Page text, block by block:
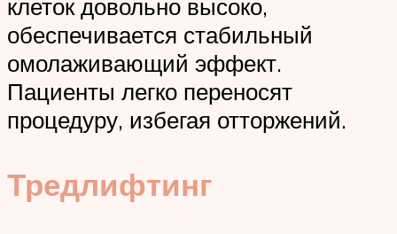
клеток довольно высоко,
обеспечивается стабильный
омолаживающий эффект.
Пациенты легко переносят
процедуру, избегая отторжений.
Тредлифтинг